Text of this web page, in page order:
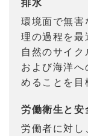
環境面で無
理の過程を最
自然のサイ
および海洋
めることを目
労働衛生と安
労働者に対し